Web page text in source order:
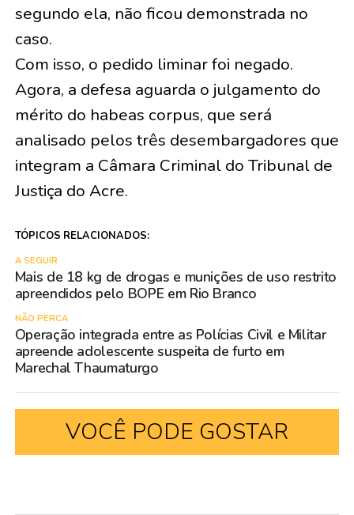
segundo ela, não ficou demonstrada no
caso.
Com isso, o pedido liminar foi negado.
Agora, a defesa aguarda o julgamento do
mérito do habeas corpus, que será
analisado pelos três desembargadores que
integram a Câmara Criminal do Tribunal de
Justiça do Acre.
TÓPICOS RELACIONADOS:
A SEGUIR
Mais de 18 kg de drogas e munições de uso restrito
apreendidos pelo BOPE em Rio Branco
NÃO PERCA
Operação integrada entre as Polícias Civil e Militar
apreende adolescente suspeita de furto em
Marechal Thaumaturgo
VOCÊ PODE GOSTAR